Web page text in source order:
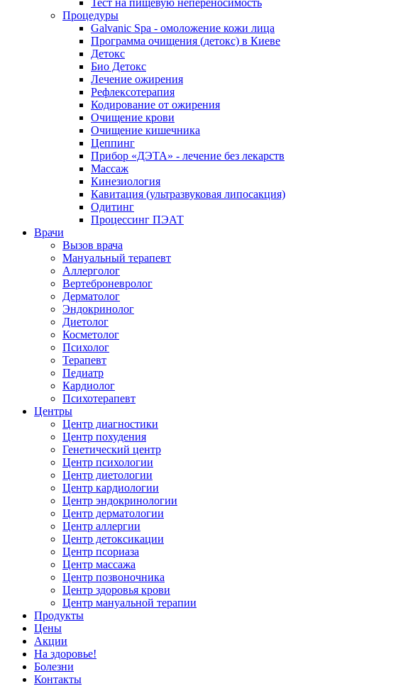
Тест на пищевую непереносимость
Процедуры
Galvanic Spa - омоложение кожи лица
Программа очищения (детокс) в Киеве
Детокс
Био Детокс
Лечение ожирения
Рефлексотерапия
Кодирование от ожирения
Очищение крови
Очищение кишечника
Цеппинг
Прибор «ДЭТА» - лечение без лекарств
Массаж
Кинезиология
Кавитация (ультразвуковая липосакция)
Одитинг
Процессинг ПЭАТ
Врачи
Вызов врача
Мануальный терапевт
Аллерголог
Вертеброневролог
Дерматолог
Эндокринолог
Диетолог
Косметолог
Психолог
Терапевт
Педиатр
Кардиолог
Психотерапевт
Центры
Центр диагностики
Центр похудения
Генетический центр
Центр психологии
Центр диетологии
Центр кардиологии
Центр эндокринологии
Центр дерматологии
Центр аллергии
Центр детоксикации
Центр псориаза
Центр массажа
Центр позвоночника
Центр здоровья крови
Центр мануальной терапии
Продукты
Цены
Акции
На здоровье!
Болезни
Контакты